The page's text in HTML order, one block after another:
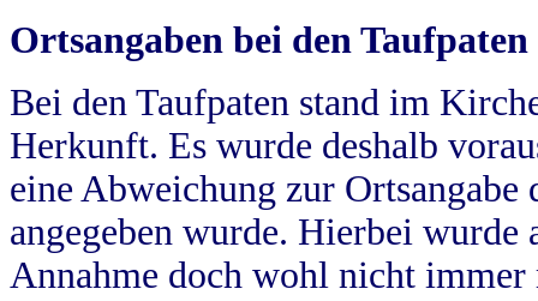
Ortsangaben bei den Taufpaten
Bei den Taufpaten stand im
Herkunft. Es wurde deshalb
eine Abweichung zur
angegeben wurde. Hierbei wurde
Annahme doch wohl nicht